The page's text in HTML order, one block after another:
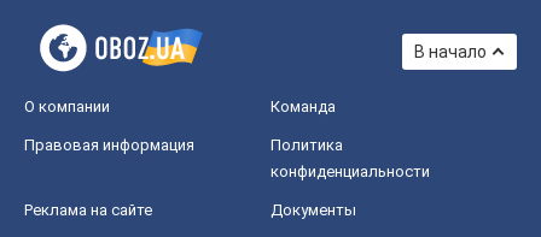
В начало
О компании Команда
Правовая информация
Политика
конфиденциальности
Реклама на сайте Документы